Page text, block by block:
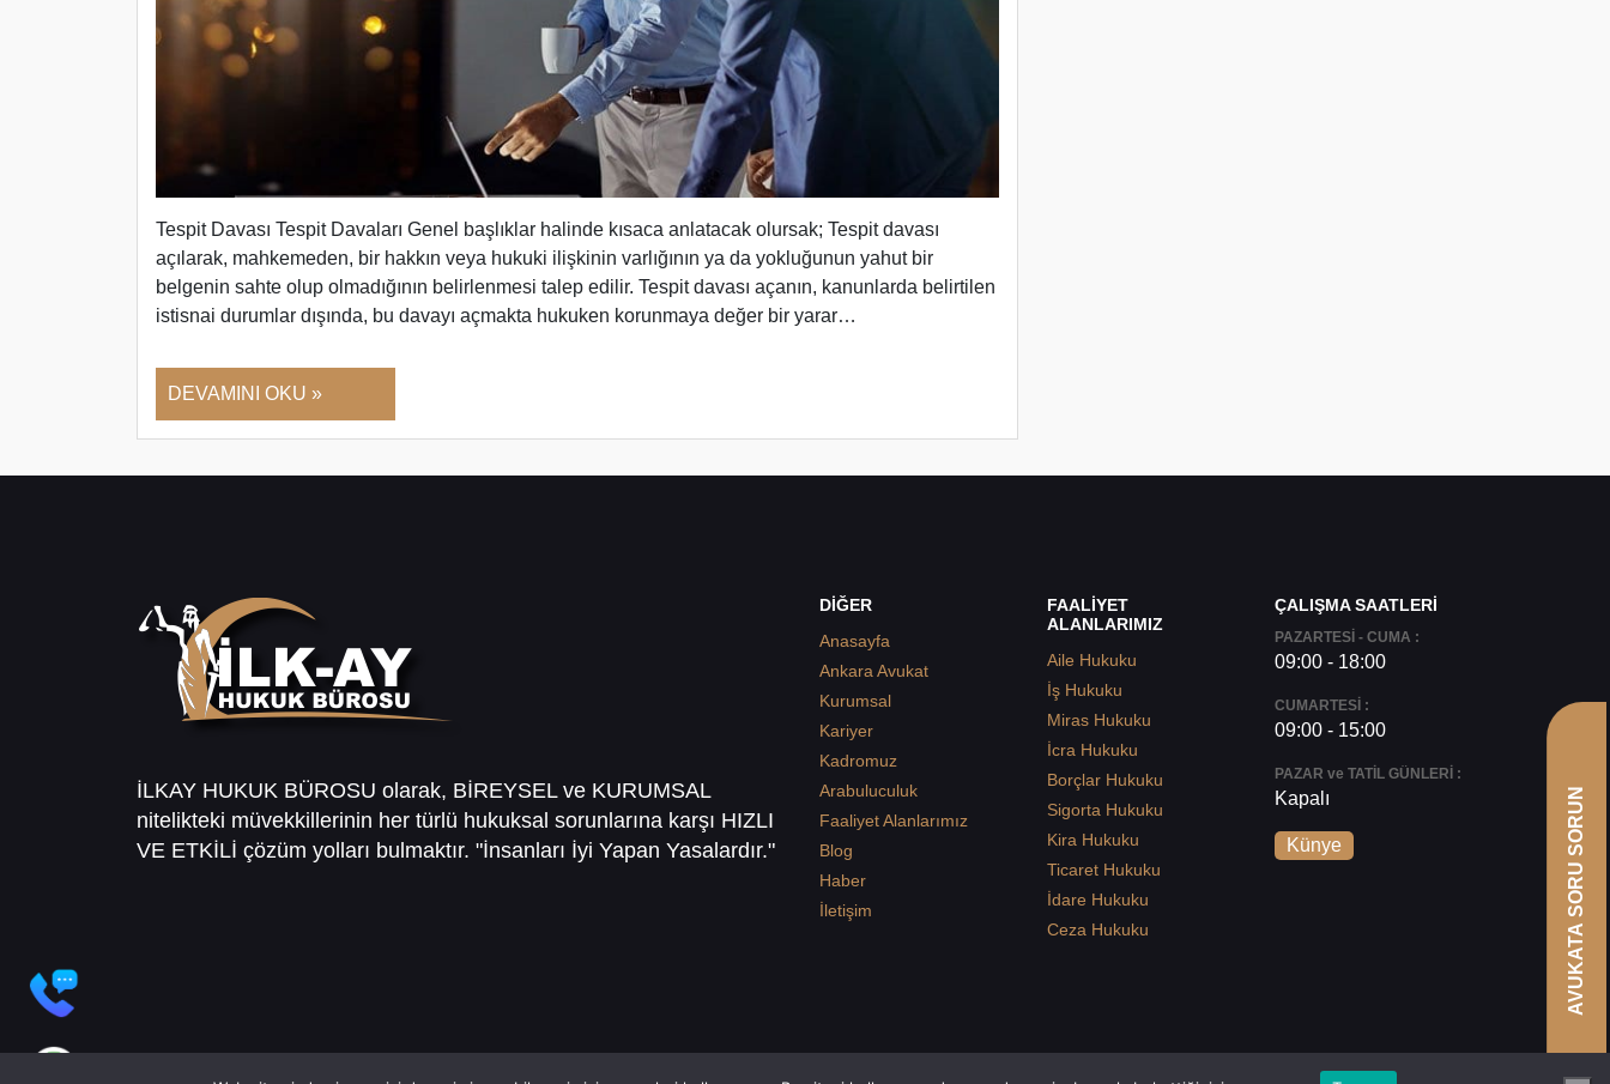
Tespit Davası Tespit Davaları Genel başlıklar halinde kısaca anlatacak olursak; Tespit davası
açılarak, mahkemeden, bir hakkın veya hukuki ilişkinin varlığının ya da yokluğunun yahut bir
belgenin sahte olup olmadığının belirlenmesi talep edilir. Tespit davası açanın, kanunlarda belirtilen
istisnai durumlar dışında, bu davayı açmakta hukuken korunmaya değer bir yarar…
DEVAMINI OKU »
İLKAY HUKUK BÜROSU olarak, BİREYSEL ve KURUMSAL
nitelikteki müvekkillerinin her türlü hukuksal sorunlarına karşı HIZLI
VE ETKİLİ çözüm yolları bulmaktır. "İnsanları İyi Yapan Yasalardır."
DİĞER
Anasayfa
Ankara Avukat
Kurumsal
Kariyer
Kadromuz
Arabuluculuk
Faaliyet Alanlarımız
Blog
Haber
İletişim
FAALİYET
ALANLARIMIZ
Aile Hukuku
İş Hukuku
Miras Hukuku
İcra Hukuku
Borçlar Hukuku
Sigorta Hukuku
Kira Hukuku
Ticaret Hukuku
İdare Hukuku
Ceza Hukuku
ÇALIŞMA SAATLERİ
PAZARTESİ - CUMA :
09:00 - 18:00
CUMARTESİ :
09:00 - 15:00
PAZAR ve TATİL GÜNLERİ :
Kapalı
Künye AVUKATA SORU SORUN